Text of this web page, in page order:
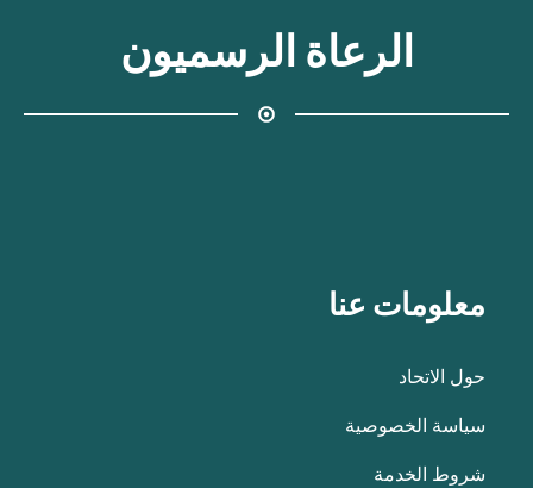
الرعاة الرسميون
معلومات عنا
حول الاتحاد
سياسة الخصوصية
شروط الخدمة